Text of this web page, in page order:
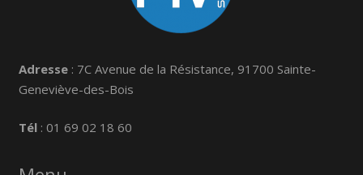
Adresse: 7C Avenue de la Résistance, 91700 Sainte-
Geneviève-des-Bois
Tél: 01 69 02 18 60